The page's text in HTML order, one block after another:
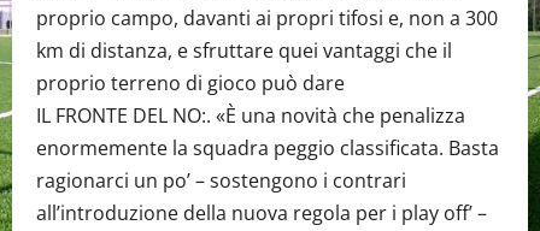
proprio campo, davanti ai propri tifosi e, non a 300
km di distanza, e sfruttare quei vantaggi che il
proprio terreno di gioco può dare
IL FRONTE DEL NO:. «È una novità che penalizza
enormemente la squadra peggio classificata. Basta
ragionarci un po’ – sostengono i contrari
all’introduzione della nuova regola per i play off’ –